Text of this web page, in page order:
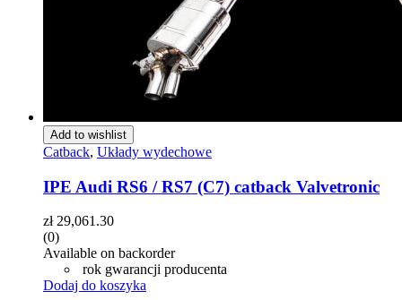
Add to wishlist
Catback, Układy wydechowe
IPE Audi RS6 / RS7 (C7) catback Valvetronic
zł29,061.30
(0)
Available on backorder
rok gwarancji producenta
Dodaj do koszyka